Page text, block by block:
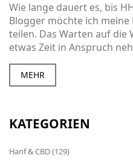
Wie lange dauert es, bis
Blogger möchte ich
teilen. Das Warten auf die
etwas Zeit in Anspruch
nicht die Geduld. Ihr müsst
und euch daran erinnern,
Zeit brauchen. Wir werden
MEHR
KATEGORIEN
Hanf & CBD(129)